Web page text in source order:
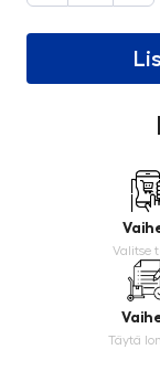
Valitse
Täytä